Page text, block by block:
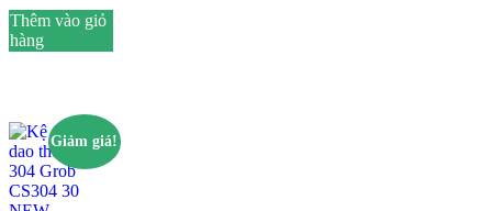
Thêm vào giỏ
hàng
Giảm giá!